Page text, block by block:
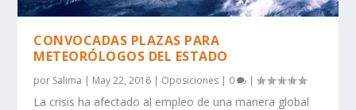
CONVOCADAS PLAZAS PARA
METEORÓLOGOS DEL ESTADO
por Salima | May 22, 2016 | Oposiciones | 0 |
La crisis ha afectado al empleo de una manera global